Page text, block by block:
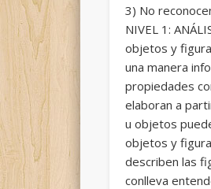
3) No
NIVEL 1:
objetos y
una manera
propiedades
elaboran a
u objetos
objetos y
describen las
conlleva